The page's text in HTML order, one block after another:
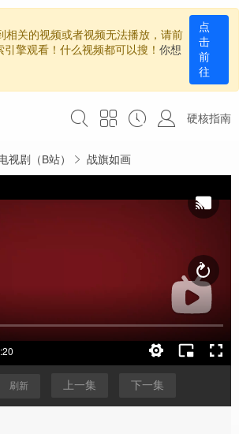
相关的视频或者视频无法播放，请前
擎观看！什么视频都可以搜！ 你想
点
击
前
往
硬核指南
视剧（B站） 战旗如画
刷新 上一集 下一集